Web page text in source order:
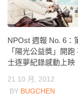
NPOst 週報 No. 6：
「陽光公益獎」開跑
士逐夢紀錄感動上映
21 10 月, 2012
BY BUGCHEN